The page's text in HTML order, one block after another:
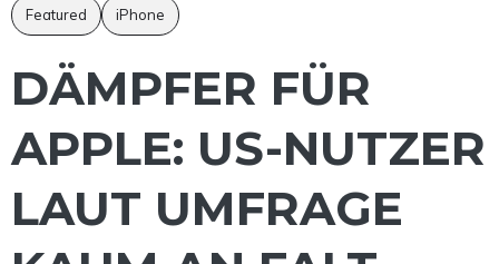
Featured iPhone
DÄMPFER FÜR
APPLE: US-NUTZER
LAUT UMFRAGE